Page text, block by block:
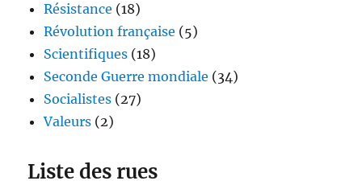
Résistance (18)
Révolution française (5)
Scientifiques (18)
Seconde Guerre mondiale (34)
Socialistes (27)
Valeurs (2)
Liste des rues